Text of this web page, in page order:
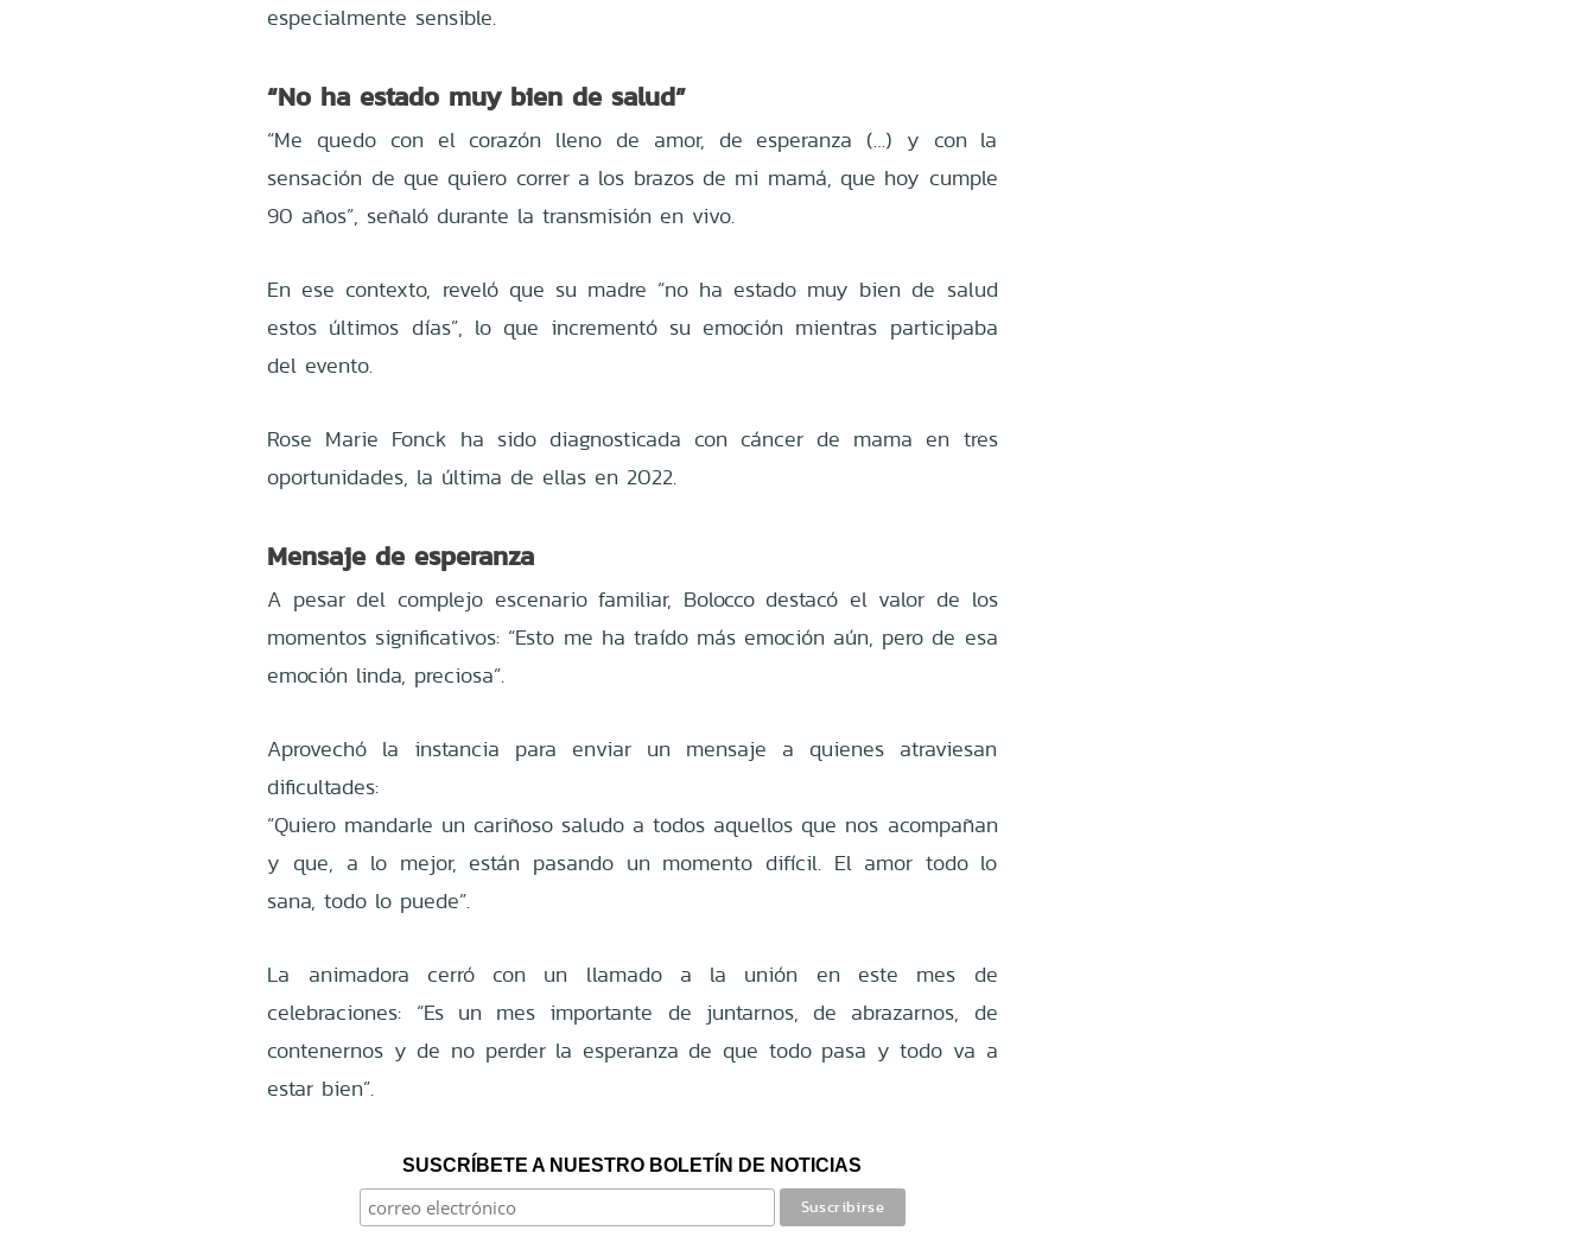
especialmente sensible.
“No ha estado muy bien de salud”
“Me quedo con el corazón lleno de amor, de esperanza (…) y con la
sensación de que quiero correr a los brazos de mi mamá, que hoy cumple
90 años”, señaló durante la transmisión en vivo.
En ese contexto, reveló que su madre “no ha estado muy bien de salud
estos últimos días”, lo que incrementó su emoción mientras participaba
del evento.
Rose Marie Fonck ha sido diagnosticada con cáncer de mama en tres
oportunidades, la última de ellas en 2022.
Mensaje de esperanza
A pesar del complejo escenario familiar, Bolocco destacó el valor de los
momentos significativos: “Esto me ha traído más emoción aún, pero de esa
emoción linda, preciosa”.
Aprovechó la instancia para enviar un mensaje a quienes atraviesan
dificultades:
“Quiero mandarle un cariñoso saludo a todos aquellos que nos acompañan
y que, a lo mejor, están pasando un momento difícil. El amor todo lo
sana, todo lo puede”.
La animadora cerró con un llamado a la unión en este mes de
celebraciones: “Es un mes importante de juntarnos, de abrazarnos, de
contenernos y de no perder la esperanza de que todo pasa y todo va a
estar bien”.
SUSCRÍBETE A NUESTRO BOLETÍN DE NOTICIAS